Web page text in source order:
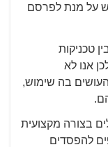
על מנת לפרסם
טכניקות
אנו לא
בה שימוש,
בצורה מקצועית
להפסדים